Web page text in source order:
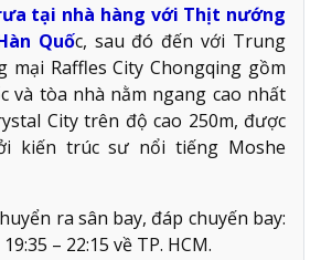
tại nhà hàng với Thịt nướng
Quốc, sau đó đến với Trung
mại Raffles City Chongqing gồm
và tòa nhà nằm ngang cao nhất
City trên độ cao 250m, được
kiến trúc sư nổi tiếng Moshe
ra sân bay, đáp chuyến bay:
– 22:15 về TP. HCM.